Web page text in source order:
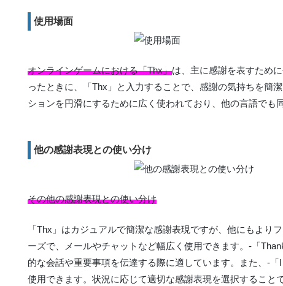
使用場面
オンラインゲームにおける「Thx」は、主に感謝を表すため
ったときに、「Thx」と入力することで、感謝の気持ちを簡
ションを円滑にするために広く使われており、他の言語でも
他の感謝表現との使い分け
その他の感謝表現との使い分け
「Thx」はカジュアルで簡潔な感謝表現ですが、他にもより
ーズで、メールやチャットなど幅広く使用できます。-「
的な会話や重要事項を伝達する際に適しています。また、-
使用できます。状況に応じて適切な感謝表現を選択すること